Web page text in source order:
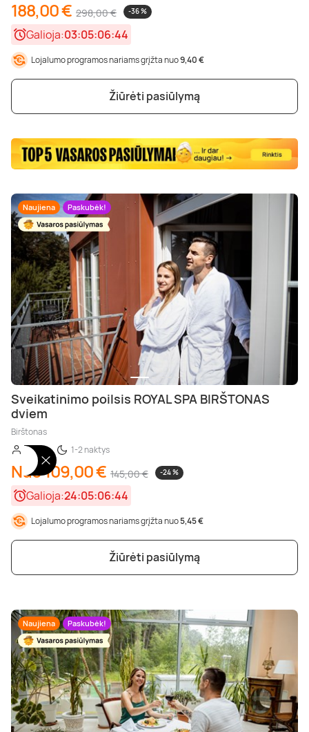
188,00 € 298,00 € -36 %
Galioja:03:05:06:42
Lojalumo programos nariams grįžta nuo9,40 €
Žiūrėti pasiūlymą
Naujiena Paskubėk!
Sveikatinimo poilsis ROYAL SPA BIRŠTONAS
dviem
Birštonas
2 asm.
1-2 naktys
Nuo 109,00 € 145,00 € -24 %
Galioja:24:05:06:42
Lojalumo programos nariams grįžta nuo5,45 €
Žiūrėti pasiūlymą
Naujiena Paskubėk!